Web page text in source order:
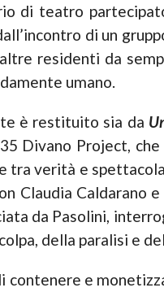
di teatro
di un
residenti da
umano.
è restituito sia da
Divano Project,
tra verità e
Claudia Caldarano
da Pasolini,
della paralisi e
e